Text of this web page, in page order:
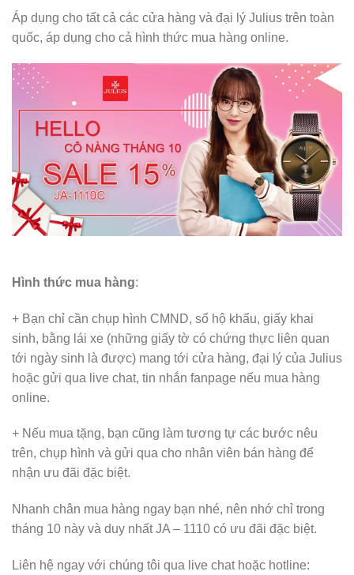
Áp dụng cho tất cả các cửa hàng và đại lý Julius trên toàn
quốc, áp dụng cho cả hình thức mua hàng online.
Hình thức mua hàng:
+ Bạn chỉ cần chụp hình CMND, sổ hộ khẩu, giấy khai
sinh, bằng lái xe (những giấy tờ có chứng thực liên quan
tới ngày sinh là được) mang tới cửa hàng, đại lý của Julius
hoặc gửi qua live chat, tin nhắn fanpage nếu mua hàng
online.
+ Nếu mua tặng, bạn cũng làm tương tự các bước nêu
trên, chụp hình và gửi qua cho nhân viên bán hàng để
nhận ưu đãi đặc biệt.
Nhanh chân mua hàng ngay bạn nhé, nên nhớ chỉ trong
tháng 10 này và duy nhất JA – 1110 có ưu đãi đặc biệt.
Liên hệ ngay với chúng tôi qua live chat hoặc hotline: